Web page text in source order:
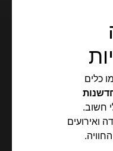
כלים
חשוב.
ואירועים